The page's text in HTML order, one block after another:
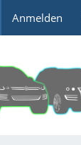
Anmelden